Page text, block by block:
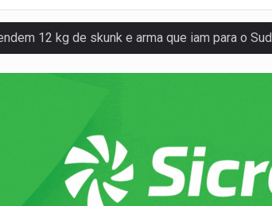
presos com armas e drogas após crime de
Somos Nós será apresentado na capital
de emancipação com programação
de plástico ou petróleo em ovos
casal de idosos na zona Leste